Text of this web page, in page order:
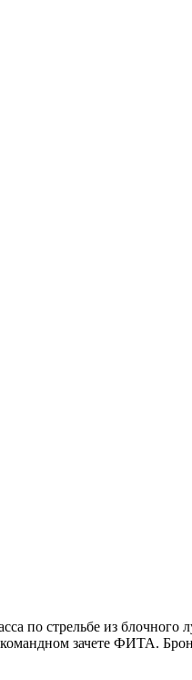
по стрельбе из блочного
зачете ФИТА.